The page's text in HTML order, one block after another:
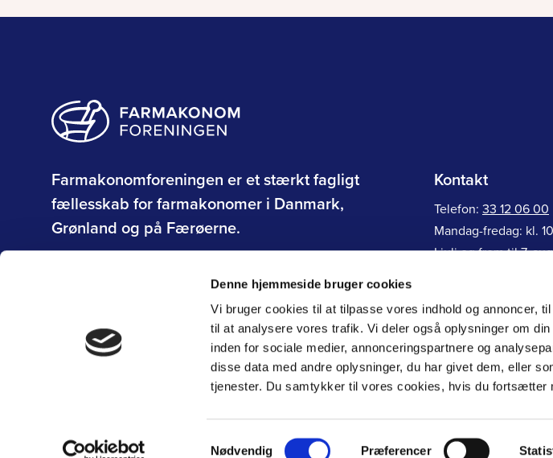
Denne hjemmeside bruger cookies
Vi bruger cookies til at tilpasse vores indhold og annoncer,
til at analysere vores trafik. Vi deler også oplysninger om
inden for sociale medier, annonceringspartnere og
disse data med andre oplysninger, du har givet dem, eller
tjenester. Du samtykker til vores cookies, hvis du fortsætter
Samtykkevalg
Nødvendig Præferencer
Farmakonomforeningen er et stærkt fagligt
fællesskab for farmakonomer i Danmark,
Grønland og på Færøerne.
Kontakt
Telefon: 33 12 06 00
Mandag-fredag: kl.
I juli og frem til 7.
Generelle
Faglig rådgivning: